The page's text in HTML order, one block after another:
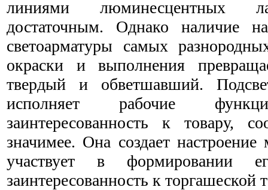
линиями люминесцентных
достаточным. Однако наличие
светоарматуры самых
окраски и выполнения
твердый и обветшавший.
исполняет рабочие
заинтересованность к товару,
значимее. Она создает настроение
участвует в формировании
заинтересованность к торгашеской